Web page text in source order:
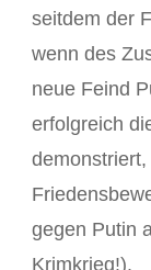
seitdem der
wenn des
neue Feind
erfolgreich
gegen Putin
Krimkrieg!).